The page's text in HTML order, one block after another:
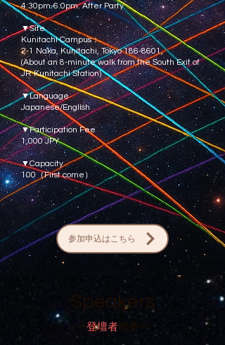
4:30pm-6:0pm: After Party
▼Site
Kunitachi Campus：
2-1 Naka, Kunitachi, Tokyo186-8601,
(About an 8-minute walk from the South Exit of
JR Kunitachi Station)
▼Language
Japanese/English
▼Participation Fee
1,000 JPY
▼Capacity
100（First come）
参加申込はこちら
Speakers
ー​ 登壇者概要ー